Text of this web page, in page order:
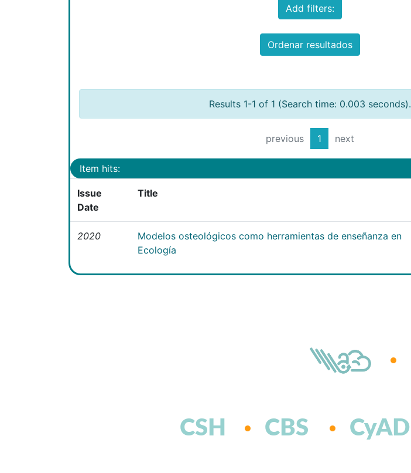
Add filters:
Ordenar resultados
Results 1-1 of 1 (Search time: 0.003 seconds).
previous 1 next
Item hits:
Issue
Date
Title
2020
Modelos osteológicos como herramientas de enseñanza en
Ecología
CSH CBS CyAD